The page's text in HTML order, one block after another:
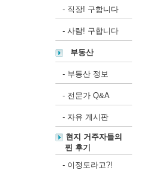
- 직장! 구합니다
-사람! 구합니다
부동산
- 부동산 정보
- 전문가 Q&A
- 자유 게시판
현지 거주자들의
찐 후기
- 이정도라고?!